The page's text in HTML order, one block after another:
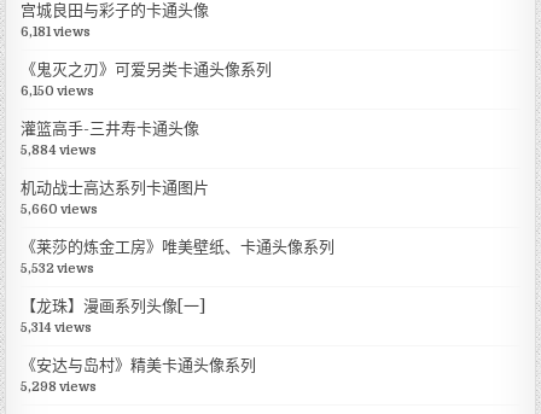
宫城良田与彩子的卡通头像
6,181 views
《鬼灭之刃》可爱另类卡通头像系列
6,150 views
灌篮高手-三井寿卡通头像
5,884 views
机动战士高达系列卡通图片
5,660 views
《莱莎的炼金工房》唯美壁纸、卡通头像系列
5,532 views
【龙珠】漫画系列头像[一]
5,314 views
《安达与岛村》精美卡通头像系列
5,298 views